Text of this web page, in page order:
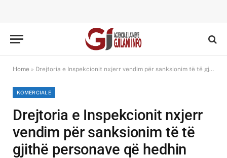
Home » Drejtoria e Inspekcionit nxjerr vendim për sanksionim të të gjithë personave që hedhin mbeturina në hapësira të përbashkëta
KOMERCIALE
Drejtoria e Inspekcionit nxjerr
vendim për sanksionim të të
gjithë personave që hedhin